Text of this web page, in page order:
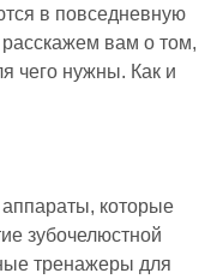
в повседневную
вам о том,
чего нужны. Как и
которые
зубочелюстной
тренажеры для